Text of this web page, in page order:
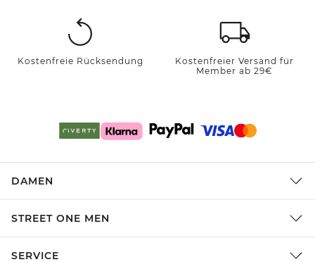
Kostenfreie Rücksendung
Kostenfreier Versand für
Member ab 29€
DAMEN
STREET ONE MEN
SERVICE